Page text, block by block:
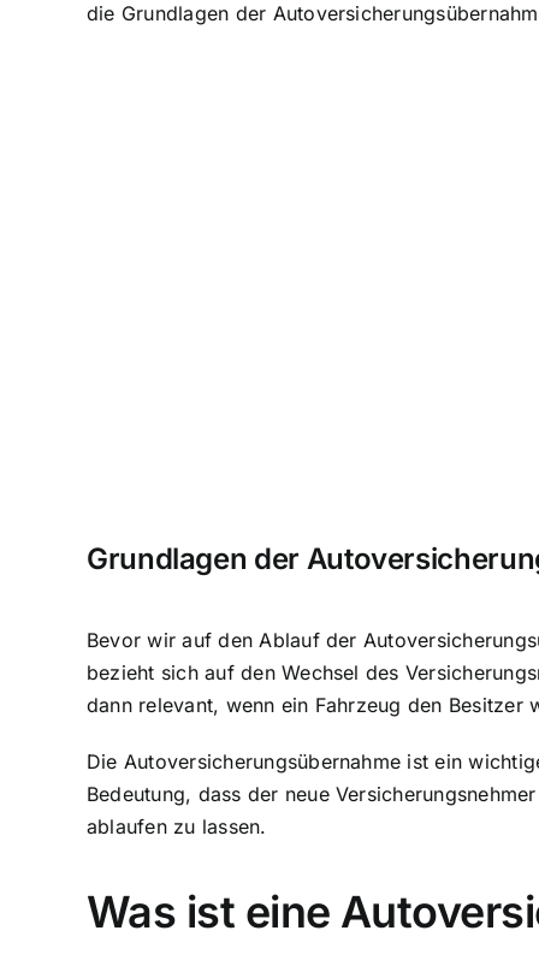
die Grundlagen der
Grundlagen der
Bevor wir auf den Ablauf der
bezieht sich auf den Wechsel des
dann relevant, wenn ein Fahrzeug den Besitzer
Die Autoversicherungsübernahme ist ein
Bedeutung, dass der neue
ablaufen zu lassen.
Was ist eine